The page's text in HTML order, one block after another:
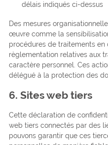
délais indiqués ci-dessus
Des mesures
œuvre comme la
procédures de traitements en
règlementation relatives aux
caractère personnel. Ces
délégué à la protection des
6. Sites web tiers
Cette déclaration de
web tiers connectés par des
pouvons garantir que ces